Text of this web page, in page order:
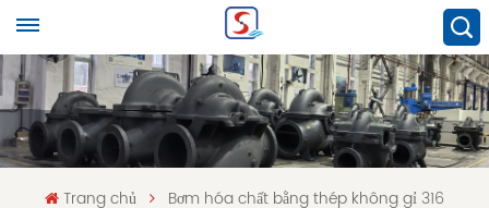
Trang chủ Bơm hóa chất bằng thép không gỉ 316